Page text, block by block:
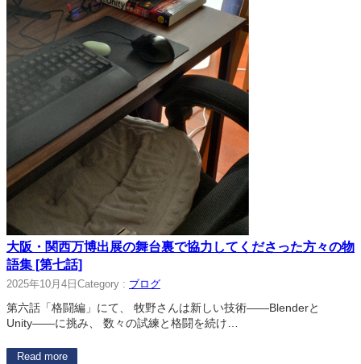
大阪・関西万博出展の舞台裏で協力してくださった方々の物
語集 [第七話]
2025年10月4日 Category : ブログ
第六話「格闘編」にて、 牧野さんは新しい技術――Blenderと
Unity――に挑み、 数々の試練と格闘を続け…
Read more